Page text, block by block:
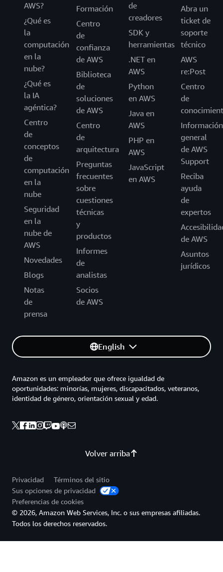
AWS?
¿Qué es
la
computación
en la
nube?
¿Qué es
la IA
agéntica?
Centro
de
conceptos
de
computación
en la
nube
Seguridad
en la
nube de
AWS
Novedades
Blogs
Notas
de
prensa
Formación
Centro
de
confianza
de AWS
Biblioteca
de
soluciones
de AWS
Centro
de
arquitectura
Preguntas
frecuentes
sobre
cuestiones
técnicas
y
productos
Informes
de
analistas
Socios
de AWS
de
creadores
SDK y
herramientas
.NET en
AWS
Python
en AWS
Java en
AWS
PHP en
AWS
JavaScript
en AWS
Abra un
ticket de
soporte
técnico
AWS
re:Post
Centro
de
Información
general
de AWS
Support
Reciba
ayuda
de
expertos
de AWS
Asuntos
jurídicos
English
Volver arriba
Amazon es un empleador que ofrece igualdad de
oportunidades: minorías, mujeres, discapacitados, veteranos,
identidad de género, orientación sexual y edad.
Privacidad
Términos del sitio
Sus opciones de privacidad
Preferencias de cookies
© 2026, Amazon Web Services, Inc. o sus empresas afiliadas.
Todos los derechos reservados.